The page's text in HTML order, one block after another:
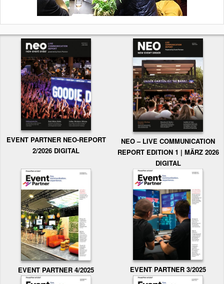
EVENT PARTNER NEO-REPORT
2/2026 DIGITAL
NEO – LIVE COMMUNICATION
REPORT EDITION 1 | MÄRZ 2026
DIGITAL
EVENT PARTNER 4/2025 EVENT PARTNER 3/2025